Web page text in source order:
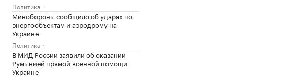
Политика
Минобороны сообщило об ударах по
энергообъектам и аэродрому на
Украине
Политика
В МИД России заявили об оказании
Румынией прямой военной помощи
Украине